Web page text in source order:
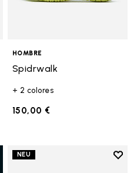
HOMBRE
Spidrwalk
+ 2 colores
150,00 €
NEU
Add